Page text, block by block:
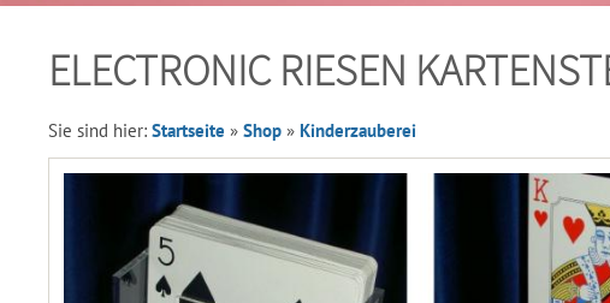
ELECTRONIC RIESEN
Sie sind hier: Startseite » Shop » Kinderzauberei